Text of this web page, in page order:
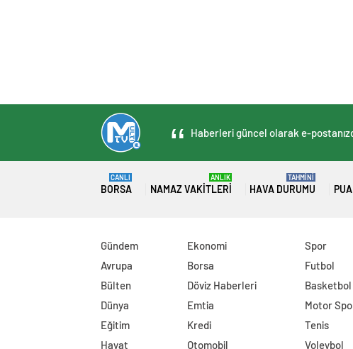
Haberleri güncel olarak e-
BORSA
CANLI
NAMAZ VAKITLERI
ANLIK
HAVA DURUMU
TAHMİNİ
Gündem
Avrupa
Bülten
Dünya
Eğitim
Hayat
Ekonomi
Borsa
Döviz Haberleri
Emtia
Kredi
Otomobil
Spor
Futbol
Basketbol
Motor
Tenis
Voleybol